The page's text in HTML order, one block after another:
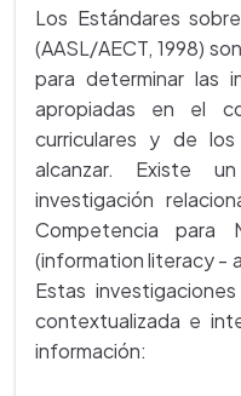
Los Estándares
(AASL/AECT, 1998)
para determinar las
apropiadas en el
curriculares y de
alcanzar. Existe
investigación
Competencia para
(information literacy -
Estas
contextualizada e
información: